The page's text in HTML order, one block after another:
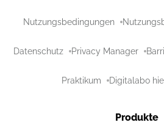
Nutzungsbedingungen
Datenschutz Privacy Manager
Praktikum Digitalabo
Produkte